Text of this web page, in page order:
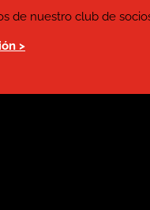
de nuestro club de
>